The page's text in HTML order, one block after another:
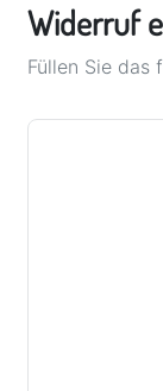
Widerruf
Füllen Sie das